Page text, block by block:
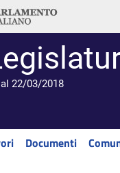
22/03/2018
Documenti